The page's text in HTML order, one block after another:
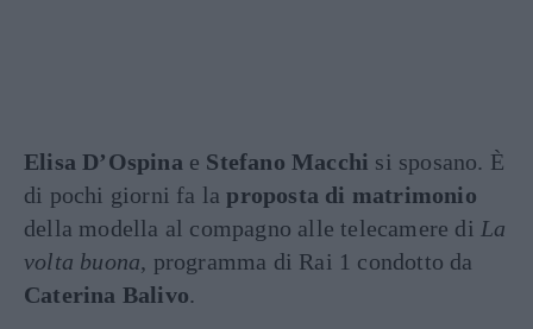
Elisa D’Ospina e Stefano Macchi si sposano. È
di pochi giorni fa laproposta di matrimonio
della modella al compagno alle telecamere di La
volta buona, programma di Rai 1 condotto da
Caterina Balivo.